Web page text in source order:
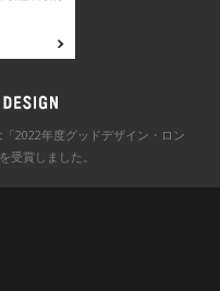
2022年度グッドデザイン・ロン
受賞しました。